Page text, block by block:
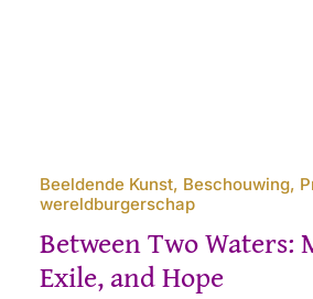
Beeldende Kunst, Beschouwing,
wereldburgerschap
Between Two Waters:
Exile, and Hope